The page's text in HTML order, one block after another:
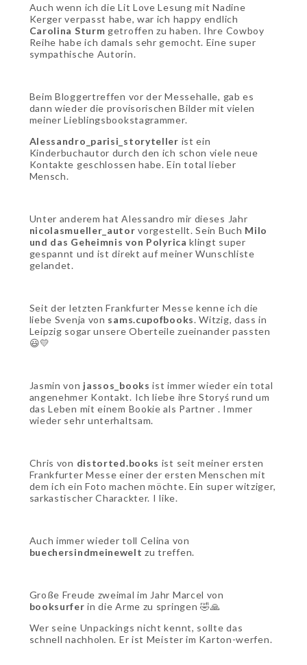
Auch wenn ich die Lit Love Lesung mit Nadine
Kerger verpasst habe, war ich happy endlich
Carolina Sturm getroffen zu haben. Ihre Cowboy
Reihe habe ich damals sehr gemocht. Eine super
sympathische Autorin.
Beim Bloggertreffen vor der Messehalle, gab es
dann wieder die provisorischen Bilder mit vielen
meiner Lieblingsbookstagrammer.
Alessandro_parisi_storyteller ist ein
Kinderbuchautor durch den ich schon viele neue
Kontakte geschlossen habe. Ein total lieber
Mensch.
Unter anderem hat Alessandro mir dieses Jahr
nicolasmueller_autor vorgestellt. Sein Buch Milo
und das Geheimnis von Polyrica klingt super
gespannt und ist direkt auf meiner Wunschliste
gelandet.
Seit der letzten Frankfurter Messe kenne ich die
liebe Svenja von sams.cupofbooks. Witzig, dass in
Leipzig sogar unsere Oberteile zueinander passten
😃💛
Jasmin von jassos_books ist immer wieder ein total
angenehmer Kontakt. Ich liebe ihre Storyś rund um
das Leben mit einem Bookie als Partner . Immer
wieder sehr unterhaltsam.
Chris von distorted.books ist seit meiner ersten
Frankfurter Messe einer der ersten Menschen mit
dem ich ein Foto machen möchte. Ein super witziger,
sarkastischer Charackter. I like.
Auch immer wieder toll Celina von
buechersindmeinewelt zu treffen.
Große Freude zweimal im Jahr Marcel von
booksurfer in die Arme zu springen 🤣🙏
Wer seine Unpackings nicht kennt, sollte das
schnell nachholen. Er ist Meister im Karton-werfen.